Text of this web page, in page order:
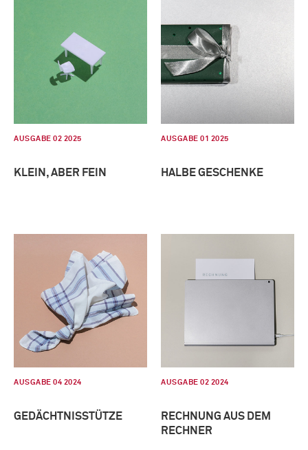
AUSGABE 02 2025
KLEIN, ABER FEIN
AUSGABE 01 2025
HALBE GESCHENKE
AUSGABE 04 2024
GEDÄCHTNISSTÜTZE
AUSGABE 02 2024
RECHNUNG AUS DEM
RECHNER